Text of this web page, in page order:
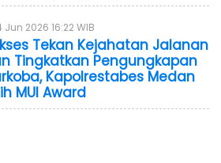
Jun 2026 16:22 WIB
Tekan Kejahatan Jalanan
Tingkatkan Pengungkapan
Kapolrestabes Medan
MUI Award